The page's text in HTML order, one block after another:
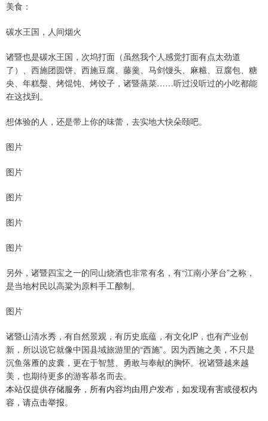
美食：
碳水王国，人间烟火
诸暨也是碳水王国，次坞打面（虽然我个人感觉打面有点太劲道
了）、西施团圆饼、西施豆腐、藤羹、马剑馒头、麻糍、豆腐包、糖
央、年糕糳、烤馄饨、烤饺子，诸暨蒸菜……听过没听过的小吃都能
在这找到。
想体验的人，还是带上你的味蕾，去实地大快朵颐吧。
图片
图片
图片
图片
图片
另外，诸暨四宝之一的同山烧酒也非常有名，有“江南小茅台”之称，
是当地村民以高粱为原料手工酿制。
图片
诸暨山清水秀，有自然景观，有历史底蕴，有文化IP，也有产业创
新，所以说它就像中国县域旅游里的“西施”。因为西施之美，不只是
沉鱼落雁的皮囊，更在于智慧、勇敢与奉献的胸怀。祝诸暨越来越
美，也期待更多的游客慕名而去。
本站仅提供存储服务，所有内容均由用户发布，如发现有害或侵权内
容，请点击举报。